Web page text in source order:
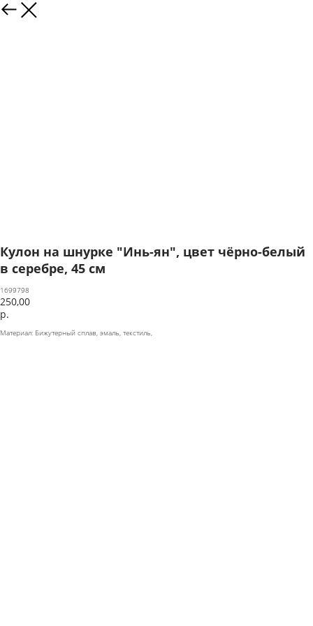
Кулон на шнурке "Инь-ян", цвет чёрно-белый
в серебре, 45 см
1699798
250,00
р.
Материал: Бижутерный сплав, эмаль, текстиль,